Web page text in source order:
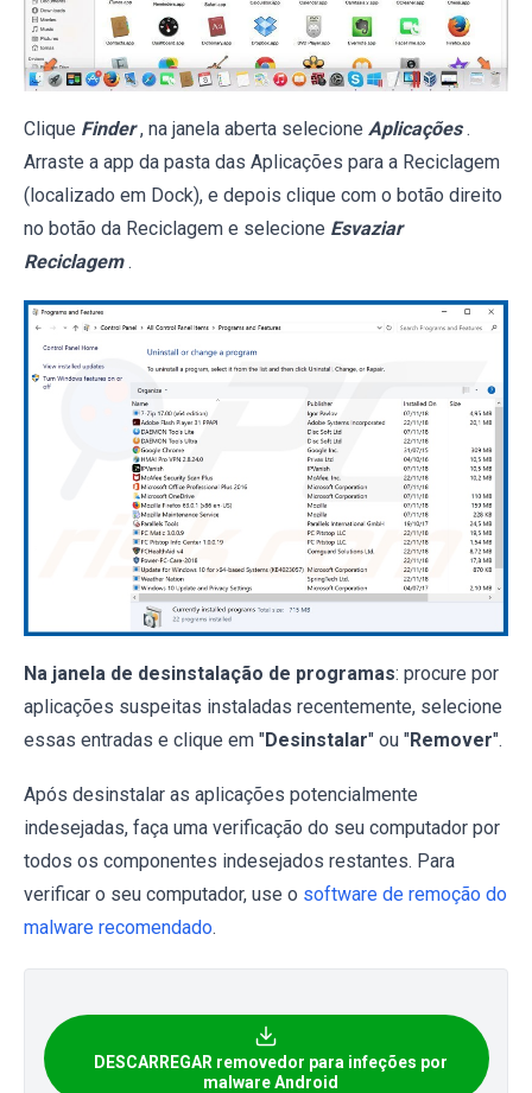
Clique Finder , na janela aberta selecione Aplicações .
Arraste a app da pasta das Aplicações para a Reciclagem
(localizado em Dock), e depois clique com o botão direito
no botão da Reciclagem e selecione Esvaziar
Reciclagem .
Na janela de desinstalação de programas: procure por
aplicações suspeitas instaladas recentemente, selecione
essas entradas e clique em "Desinstalar" ou "Remover".
Após desinstalar as aplicações potencialmente
indesejadas, faça uma verificação do seu computador por
todos os componentes indesejados restantes. Para
verificar o seu computador, use o software de remoção do
malware recomendado.
DESCARREGAR removedor para infeções por
malware Android